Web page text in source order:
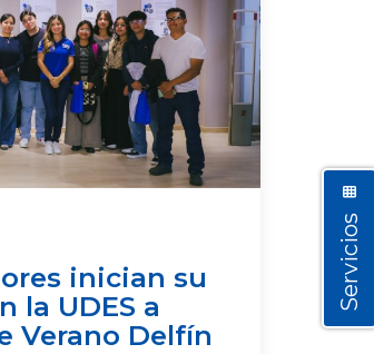
inician su
la UDES a
Verano Delfín
Servicios